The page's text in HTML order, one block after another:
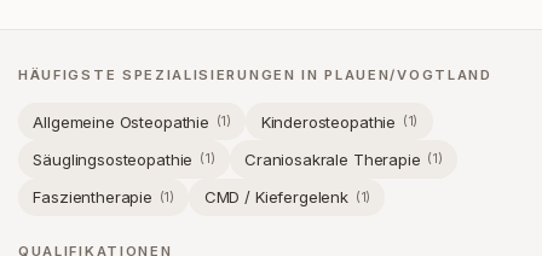
HÄUFIGSTE SPEZIALISIERUNGEN INPLAUEN/VOGTLAND
Allgemeine Osteopathie (1) Kinderosteopathie (1)
Säuglingsosteopathie (1) Craniosakrale Therapie (1)
Faszientherapie (1) CMD / Kiefergelenk (1)
QUALIFIKATIONEN